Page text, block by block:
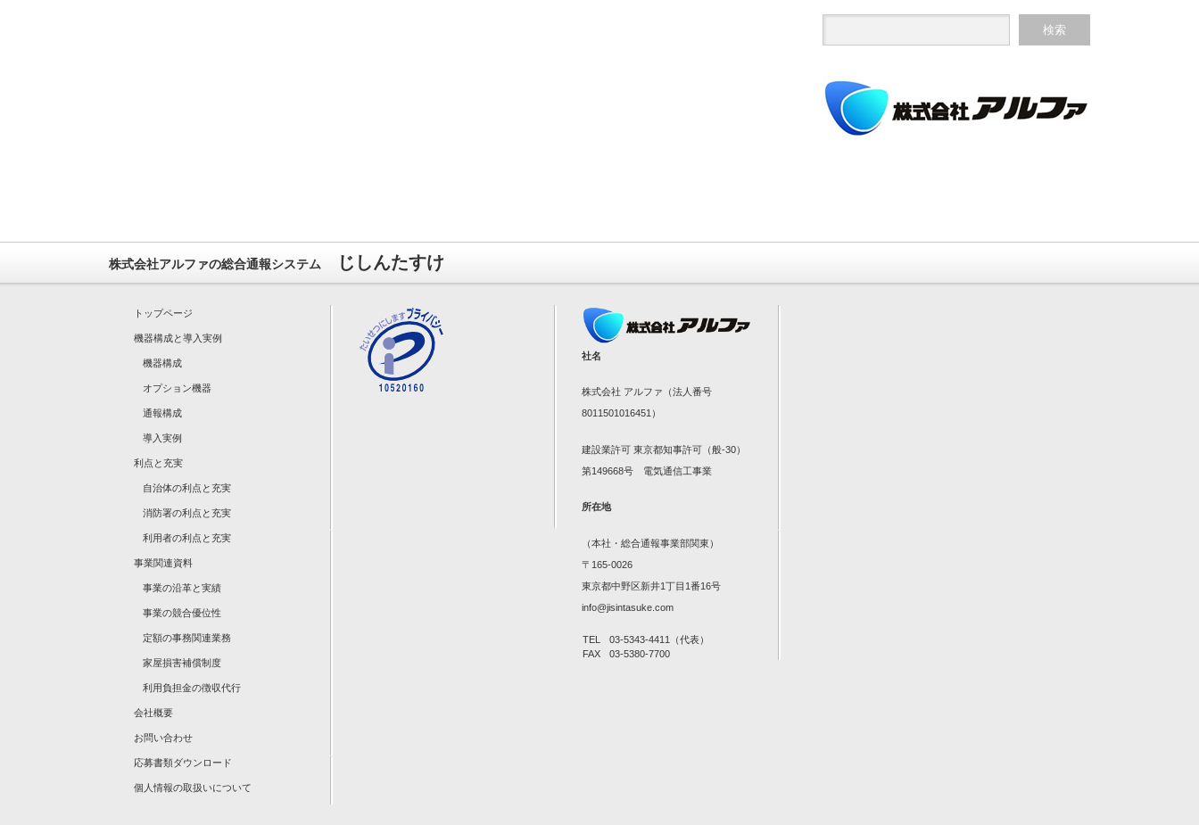
株式会社アルファの総合通報システム じしんたすけ
トップページ
機器構成と導入実例
機器構成
オプション機器
通報構成
導入実例
利点と充実
自治体の利点と充実
消防署の利点と充実
利用者の利点と充実
事業関連資料
事業の沿革と実績
事業の競合優位性
定額の事務関連業務
家屋損害補償制度
利用負担金の徴収代行
会社概要
お問い合わせ
応募書類ダウンロード
個人情報の取扱いについて
社名
株式会社 アルファ（法人番号
8011501016451）
建設業許可 東京都知事許可（般-30）
第149668号 電気通信工事業
所在地
（本社・総合通報事業部関東）
〒165-0026
東京都中野区新井1丁目1番16号
info@jisintasuke.com
TEL
03-5343-4411（代表）
FAX
03-5380-7700